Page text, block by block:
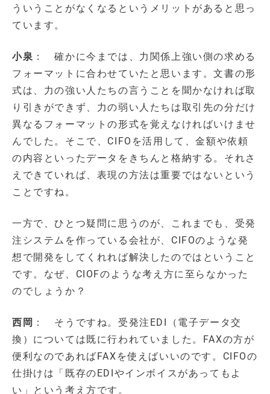
ういうことがなくなるというメリットがあると思っ
ています。
小泉 ： 確かに今までは、力関係上強い側の求める
フォーマットに合わせていたと思います。文書の形
式は、力の強い人たちの言うことを聞かなければ取
り引きができず、力の弱い人たちは取引先の分だけ
異なるフォーマットの形式を覚えなければいけませ
んでした。そこで、CIFOを活用して、金額や依頼
の内容といったデータをきちんと格納する。それさ
えできていれば、表現の方法は重要ではないという
ことですね。
一方で、ひとつ疑問に思うのが、これまでも、受発
注システムを作っている会社が、CIFOのような発
想で開発をしてくれれば解決したのではということ
です。なぜ、CIOFのような考え方に至らなかった
のでしょうか？
西岡 ： そうですね。受発注EDI（電子データ交
換）については既に行われていました。FAXの方が
便利なのであればFAXを使えばいいのです。CIFOの
仕掛けは「既存のEDIやインボイスがあってもよ
い」という考え方です。